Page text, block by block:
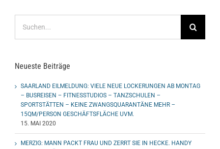
nach:
Neueste Beiträge
SAARLAND EILMELDUNG: VIELE NEUE LOCKERUNGEN AB MONTAG
– BUSREISEN – FITNESSTUDIOS – TANZSCHULEN –
SPORTSTÄTTEN – KEINE ZWANGSQUARANTÄNE MEHR –
15QM/PERSON GESCHÄFTSFLÄCHE UVM.
15. MAI 2020
MERZIG: MANN PACKT FRAU UND ZERRT SIE IN HECKE. HANDY